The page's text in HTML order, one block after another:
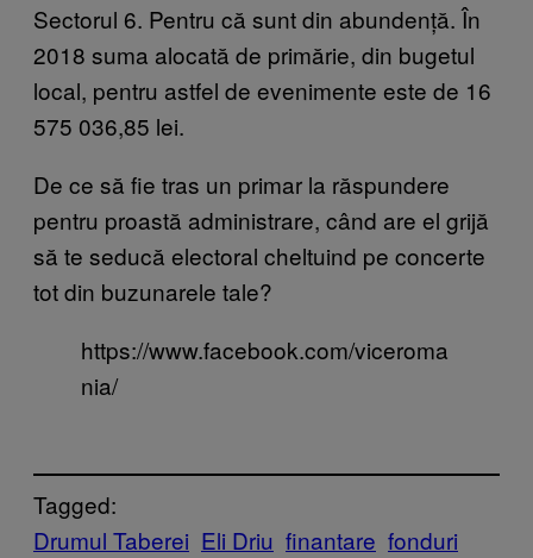
Sectorul 6. Pentru că sunt din abundență. În
2018 suma alocată de primărie, din bugetul
local, pentru astfel de evenimente este de 16
575 036,85 lei.
De ce să fie tras un primar la răspundere
pentru proastă administrare, când are el grijă
să te seducă electoral cheltuind pe concerte
tot din buzunarele tale?
https://www.facebook.com/viceroma
nia/
Tagged:
Drumul Taberei Eli Driu finantare fonduri